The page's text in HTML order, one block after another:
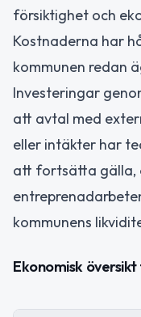
försiktighet och
Kostnaderna har
kommunen redan
Investeringar
att avtal med
eller intäkter har
att fortsätta gälla,
kommunens
Ekonomisk